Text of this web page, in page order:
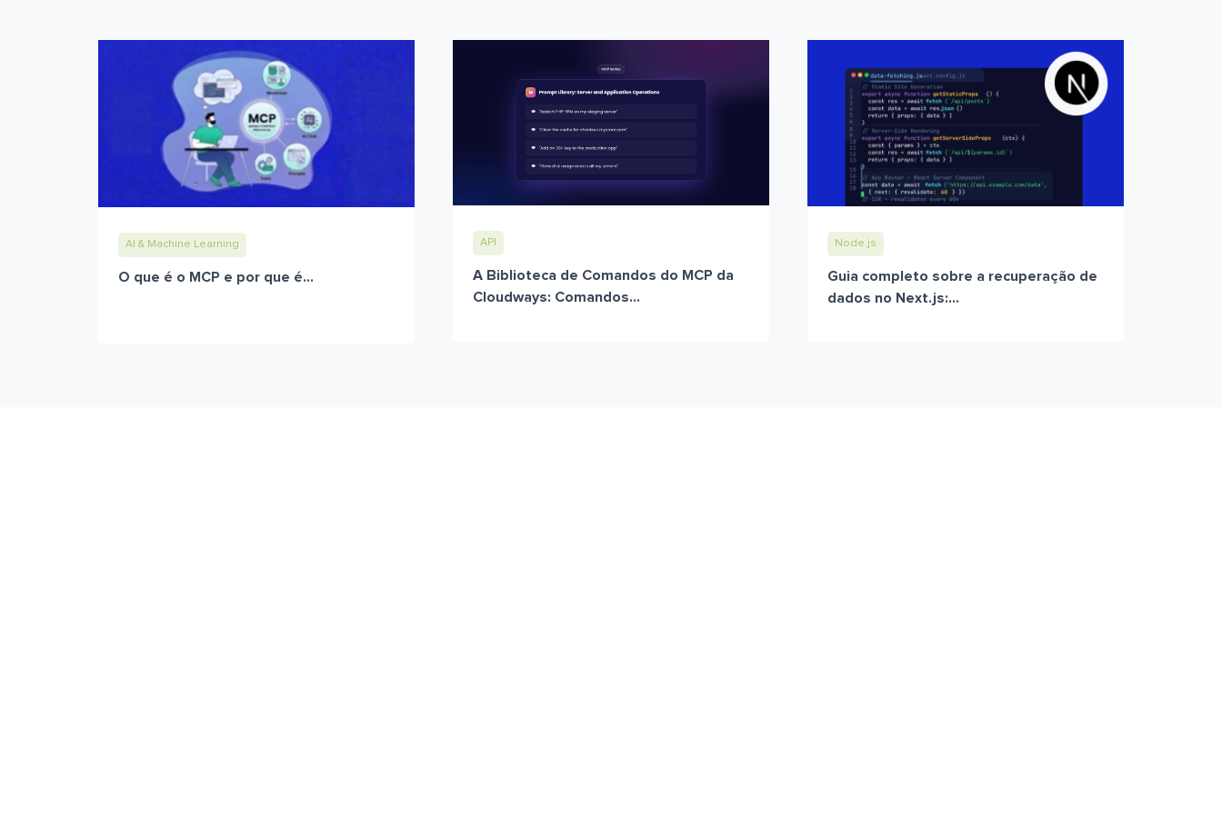
AI & Machine Learning
O que é o MCP e por que é...
API
A Biblioteca de Comandos do MCP da
Cloudways: Comandos...
Node.js
Guia completo sobre a recuperação de
dados no Next.js:...